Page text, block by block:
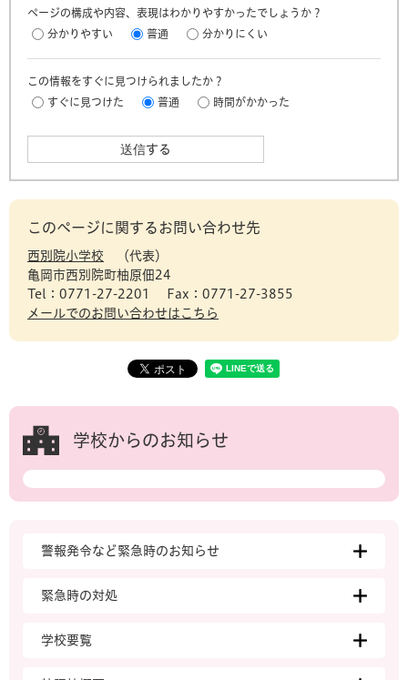
ページの構成や内容、表現はわかりやすかったでしょうか？
分かりやすい
普通 分かりにくい
この情報をすぐに見つけられましたか？
すぐに見つけた
普通 時間がかかった
このページに関するお問い合わせ先
西別院小学校
代表
亀岡市西別院町柚原佃24
Tel：0771-27-2201
Fax：0771-27-3855
メールでのお問い合わせはこちら
学校からのお知らせ
警報発令など緊急時のお知らせ
緊急時の対処
学校要覧